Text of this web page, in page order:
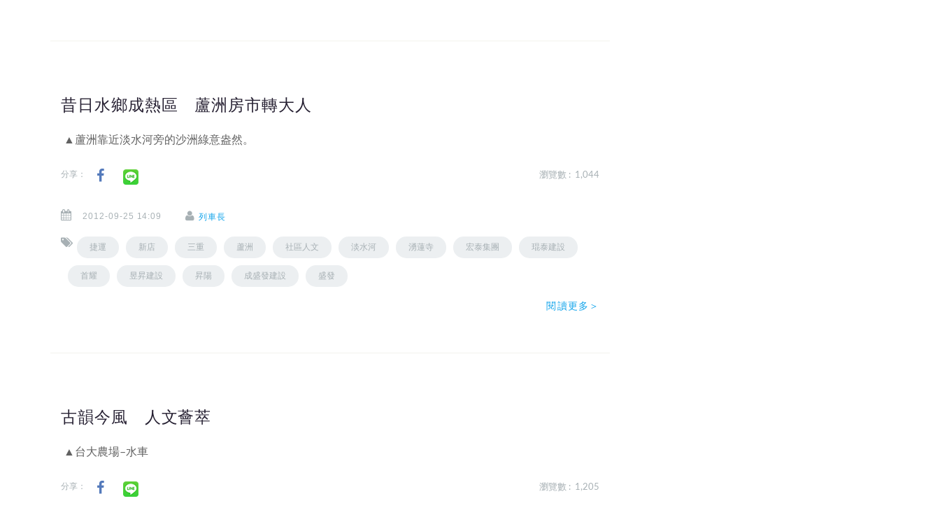
昔日水鄉成熱區 蘆洲房市轉大人
▲蘆洲靠近淡水河旁的沙洲綠意盎然。
分享： 瀏覽數 : 1,044
2012-09-25 14:09 列車長
捷運 新店 三重 蘆洲 社區人文 淡水河 湧蓮寺 宏泰集團 琨泰建設
首耀 昱昇建設 昇陽 成盛發建設 盛發
閱讀更多＞
古韻今風 人文薈萃
▲台大農場–水車
分享： 瀏覽數 : 1,205